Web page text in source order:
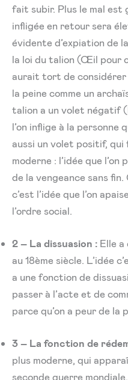
fait subir. Plus le mal est
infligée en retour sera
évidente d’expiation de
la loi du talion (Œil pour
aurait tort de
la peine comme un
talion a un volet négatif
l’on inflige à la personne
aussi un volet positif,
moderne : l’idée que
de la vengeance sans
c’est l’idée que l’on
l’ordre social.
2 – La dissuasion : Elle a
au 18ème siècle. L’idée
a une fonction de
passer à l’acte et de
parce qu’on a peur de la
3 – La fonction de
plus moderne, qui
seconde guerre